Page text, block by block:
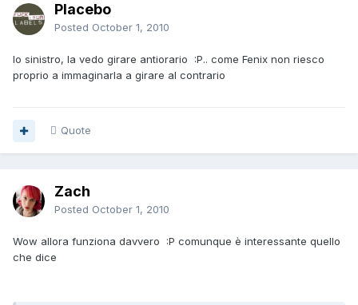
Placebo
Posted October 1, 2010
Io sinistro, la vedo girare antiorario :P.. come Fenix non riesco
proprio a immaginarla a girare al contrario
Quote
Zach
Posted October 1, 2010
Wow allora funziona davvero :P comunque è interessante quello
che dice